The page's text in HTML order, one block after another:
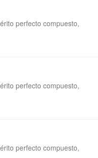
perfecto compuesto,
perfecto compuesto,
perfecto compuesto,